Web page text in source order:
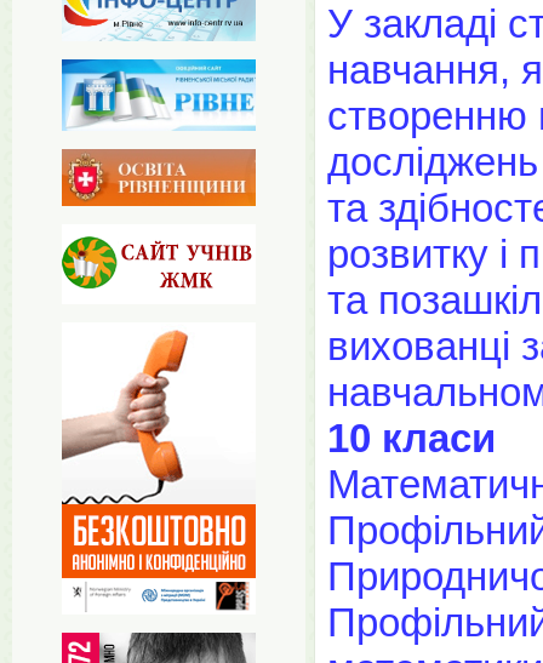
У закладі
навчання,
створенню
та
розвитку і
та
вихованці
10 класи